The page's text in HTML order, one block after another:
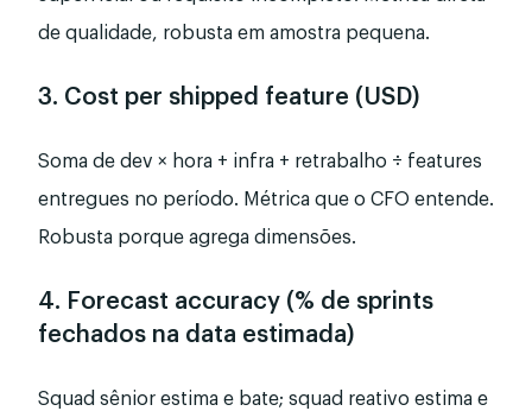
de qualidade, robusta em amostra pequena.
3. Cost per shipped feature (USD)
Soma de dev × hora + infra + retrabalho ÷ features
entregues no período. Métrica que o CFO entende.
Robusta porque agrega dimensões.
4. Forecast accuracy (% de sprints
fechados na data estimada)
Squad sênior estima e bate; squad reativo estima e